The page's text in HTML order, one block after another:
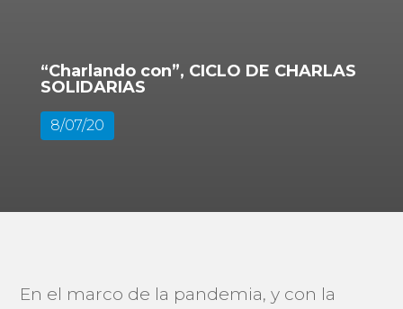
“Charlando con”, CICLO DE CHARLAS
SOLIDARIAS
8/07/20
En el marco de la pandemia, y con la